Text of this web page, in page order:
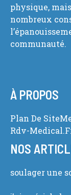
physique,
nombreux
communauté.
À PROPOS
Plan De Site
Rdv-
NOS
soulager une